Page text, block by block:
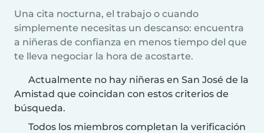
Una cita nocturna, el trabajo o cuando
simplemente necesitas un descanso: encuentra
a niñeras de confianza en menos tiempo del que
te lleva negociar la hora de acostarte.
Actualmente no hay niñeras en San José de la
Amistad que coincidan con estos criterios de
búsqueda.
Todos los miembros completan la verificación